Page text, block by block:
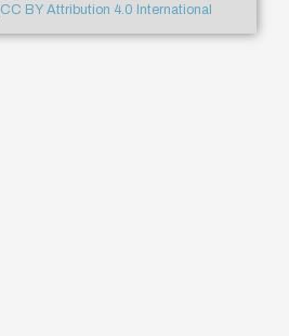
CC BY Attribution 4.0 International